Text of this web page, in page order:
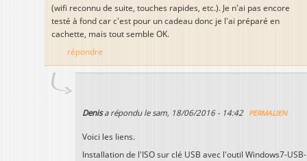
(wifi reconnu de suite, touches rapides, etc.). Je n'ai pas encore
testé à fond car c'est pour un cadeau donc je l'ai préparé en
cachette, mais tout semble OK.
répondre
Denisa répondu le sam, 18/06/2016 - 14:42 PERMALIEN
Voici les liens.
Installation de l'ISO sur clé USB avec l'outil Windows7-USB-